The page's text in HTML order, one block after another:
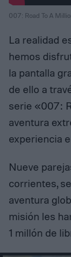
007: Road To A
La realidad
hemos
la pantalla
de ello a
serie «007:
aventura
experiencia
Nueve
corrientes,
aventura
misión les
1 millón de